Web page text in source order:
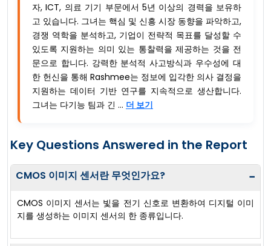
자, ICT, 의료 기기 부문에서 5년 이상의 경력을 보유하
고 있습니다. 그녀는 핵심 및 신흥 시장 동향을 파악하고,
경쟁 역학을 분석하고, 기업이 전략적 목표를 달성할 수
있도록 지원하는 의미 있는 통찰력을 제공하는 것을 전
문으로 합니다. 강력한 분석적 사고방식과 우수성에 대
한 헌신을 통해 Rashmee는 정보에 입각한 의사 결정을
지원하는 데이터 기반 연구를 지속적으로 생산합니다.
그녀는 다기능 팀과 긴 ... 더 보기
Key Questions Answered in the Report
CMOS 이미지 센서란 무엇인가요? −
CMOS 이미지 센서는 빛을 전기 신호로 변환하여 디지털 이미
지를 생성하는 이미지 센서의 한 종류입니다.